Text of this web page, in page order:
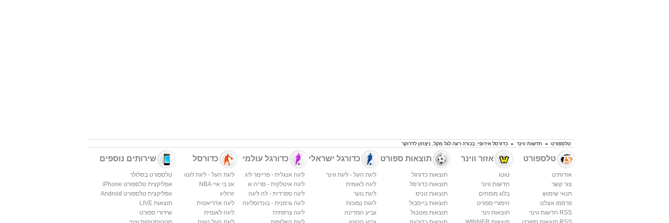
טלספורט » חדשות ווינר » כדורסל אירופי: בכורה רעה לגל מקל, ניצחון לדרוקר
טלספורט
אודותינו
צור קשר
תנאי שימוש
פרסמו אצלנו
RSS חדשות ווינר
אזור ווינר
טוטו
חדשות ווינר
בלוג מומחים
הימורי ספורט
תוצאות וינר
תוצאות ספורט
תוצאות כדורגל
תוצאות כדורסל
תוצאות טניס
תוצאות בייסבול
תוצאות פוטבול
כדורגל ישראלי
ליגת העל - ליגת ווינר
ליגה לאומית
ליגת נוער
ליגות נמוכות
גביע המדינה
כדורגל עולמי
ליגה אנגלית - פריימר ליג
ליגה איטלקית - סריה א
ליגה ספרדית - לה ליגה
ליגה גרמנית - בונדוסליגה
ליגה צרפתית
כדורסל
ליגת העל - ליגת לוטו
אנ בי איי NBA
יורוליג
ליגה אדריאטית
ליגה לאומית
שירותים נוספים
טלספורט בסלולר
אפליקצית טלספורט iPhone
אפליקצית טלספורט Android
תוצאות LIVE
שידורי ספורט